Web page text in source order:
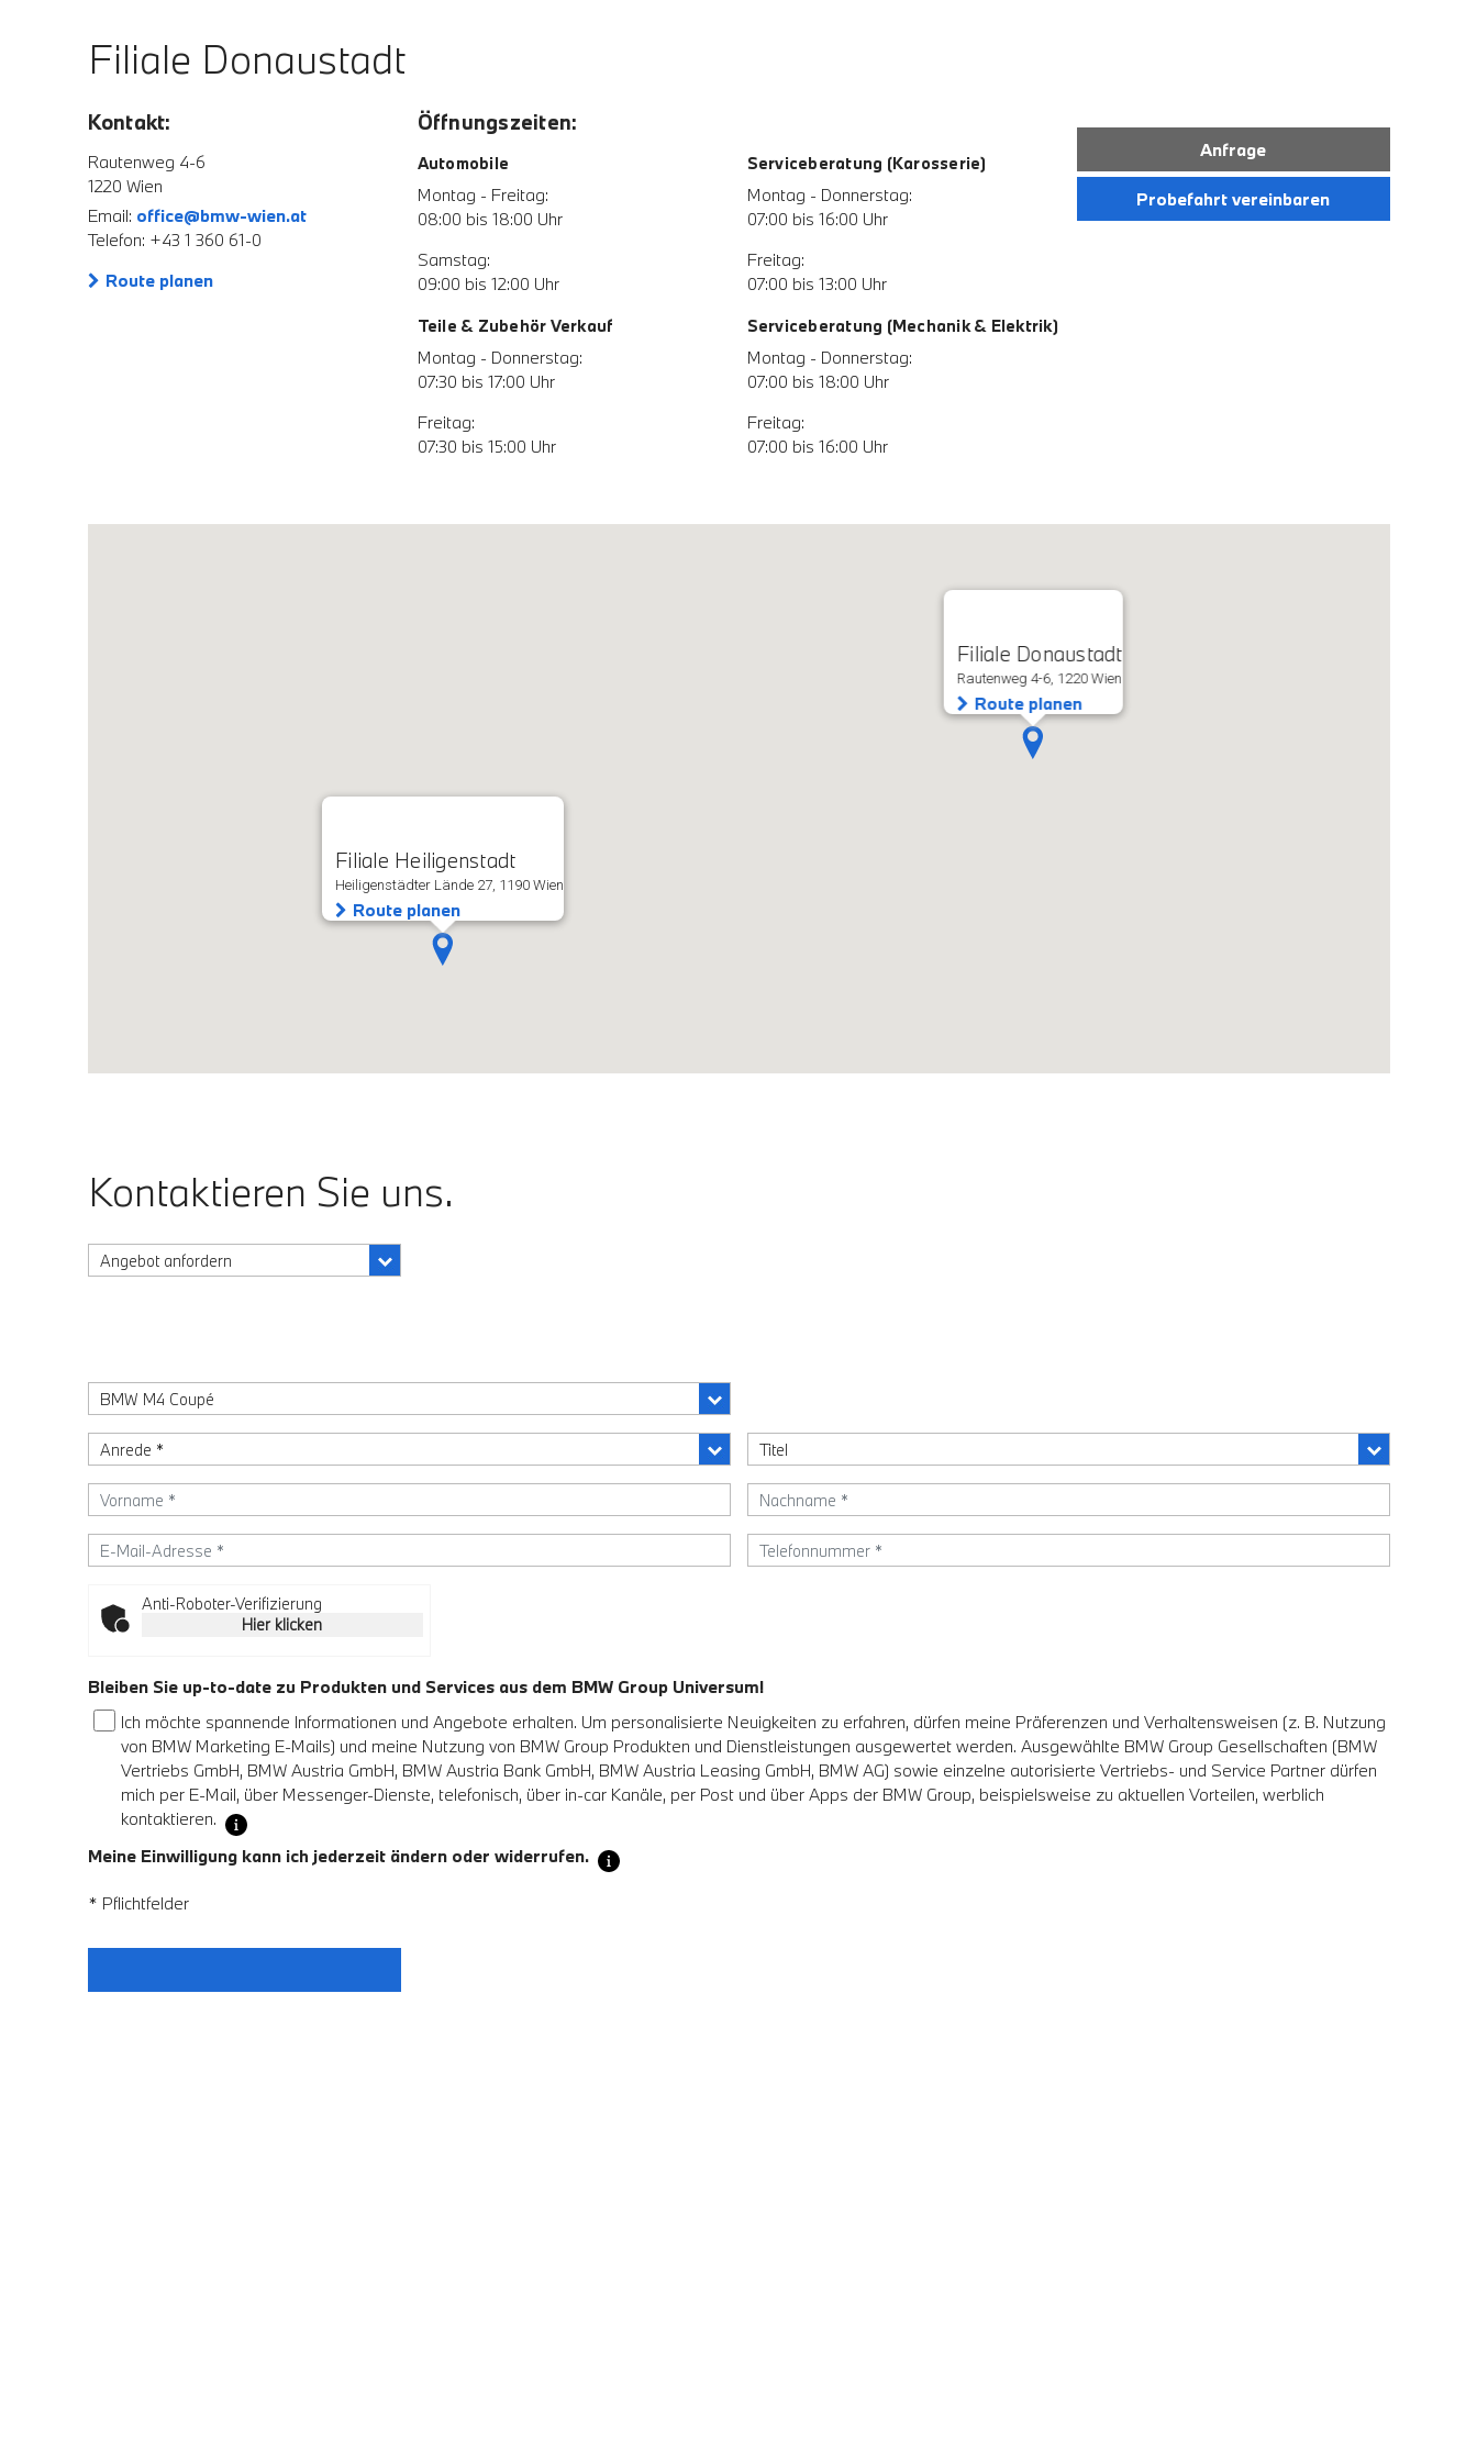
Filiale Donaustadt
Kontakt:
Rautenweg 4-6
1220 Wien
Email: office@bmw-wien.at
Telefon: +43 1 360 61-0
Route planen
Anfrage
Probefahrt vereinbaren
Öffnungszeiten:
Automobile
Montag - Freitag:
08:00 bis 18:00 Uhr
Samstag:
09:00 bis 12:00 Uhr
Teile & Zubehör Verkauf
Montag - Donnerstag:
07:30 bis 17:00 Uhr
Freitag:
07:30 bis 15:00 Uhr
Serviceberatung (Karosserie)
Montag - Donnerstag:
07:00 bis 16:00 Uhr
Freitag:
07:00 bis 13:00 Uhr
Serviceberatung (Mechanik & Elektrik)
Montag - Donnerstag:
07:00 bis 18:00 Uhr
Freitag:
07:00 bis 16:00 Uhr
Filiale Donaustadt
Rautenweg 4-6, 1220 Wien
Route planen
Filiale Heiligenstadt
Heiligenstädter Lände 27, 1190 Wien
Route planen
Kontaktieren Sie uns.
Anti-Roboter-Verifizierung
Hier klicken
Bleiben Sie up-to-date zu Produkten und Services aus dem BMW Group Universum!
Ich möchte spannende Informationen und Angebote erhalten. Um personalisierte Neuigkeiten zu erfahren, dürfen meine Präferenzen und Verhaltensweisen (z. B. Nutzung
von BMW Marketing E-Mails) und meine Nutzung von BMW Group Produkten und Dienstleistungen ausgewertet werden. Ausgewählte BMW Group Gesellschaften (BMW
Vertriebs GmbH, BMW Austria GmbH, BMW Austria Bank GmbH, BMW Austria Leasing GmbH, BMW AG) sowie einzelne autorisierte Vertriebs- und Service Partner dürfen
mich per E-Mail, über Messenger-Dienste, telefonisch, über in-car Kanäle, per Post und über Apps der BMW Group, beispielsweise zu aktuellen Vorteilen, werblich
kontaktieren.
Meine Einwilligung kann ich jederzeit ändern oder widerrufen.
* Pflichtfelder